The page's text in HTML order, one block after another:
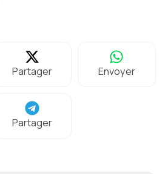
Partager Envoyer
Partager